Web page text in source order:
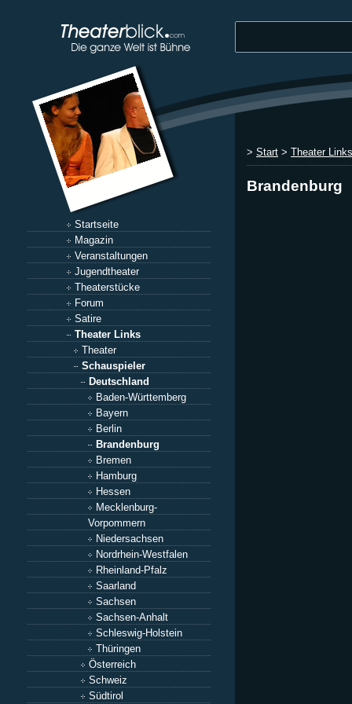
Startseite
Magazin
Veranstaltungen
Jugendtheater
Theaterstücke
Forum
Satire
Theater Links
Theater
Schauspieler
Deutschland
Baden-Württemberg
Bayern
Berlin
Brandenburg
Bremen
Hamburg
Hessen
Mecklenburg-
Vorpommern
Niedersachsen
Nordrhein-Westfalen
Rheinland-Pfalz
Saarland
Sachsen
Sachsen-Anhalt
Schleswig-Holstein
Thüringen
Österreich
Schweiz
Südtirol
> Start > Theater Links
Brandenburg